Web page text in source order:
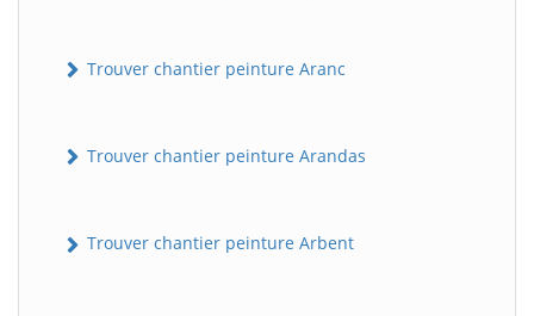
Trouver chantier peinture Aranc
Trouver chantier peinture Arandas
Trouver chantier peinture Arbent